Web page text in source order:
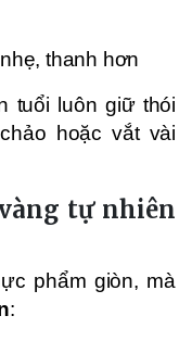
thanh hơn
tuổi luôn giữ thói
hoặc vắt vài
tự nhiên
phẩm giòn, mà
: